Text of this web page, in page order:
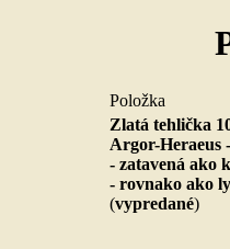
Zlatá tehlička
Argor-
- zatavená ako
- rovnako ako
(vypredané)